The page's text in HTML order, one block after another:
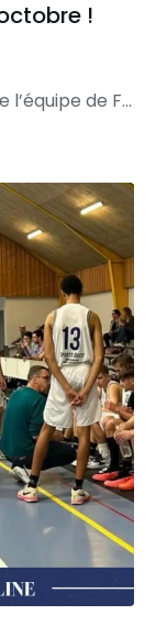
!
[ PRM ] Nouvelle victoire (75/61) de l’équipe de Fabien qui reste donc invaincue après cette 4ème journée et devient seule leader du championnat pré-région. >>> BRAVO ON CONTINUE COMME ÇA >>>